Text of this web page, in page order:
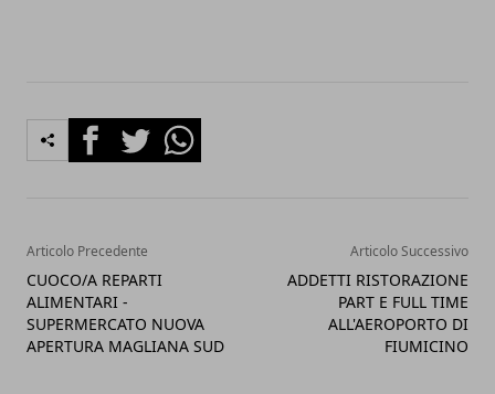
FacebookTwitterWhatsapp
Articolo Precedente
CUOCO/A REPARTI
ALIMENTARI -
SUPERMERCATO NUOVA
APERTURA MAGLIANA SUD
Articolo Successivo
ADDETTI RISTORAZIONE
PART E FULL TIME
ALL'AEROPORTO DI
FIUMICINO